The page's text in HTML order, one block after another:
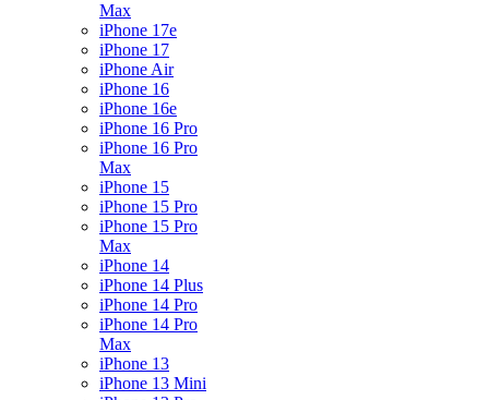
Max
iPhone 17e
iPhone 17
iPhone Air
iPhone 16
iPhone 16e
iPhone 16 Pro
iPhone 16 Pro
Max
iPhone 15
iPhone 15 Pro
iPhone 15 Pro
Max
iPhone 14
iPhone 14 Plus
iPhone 14 Pro
iPhone 14 Pro
Max
iPhone 13
iPhone 13 Mini